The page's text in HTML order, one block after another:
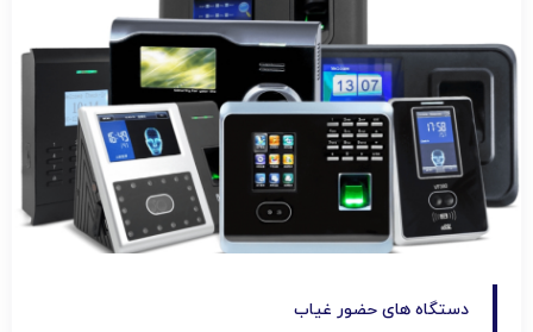
دستگاه های حضور غیاب